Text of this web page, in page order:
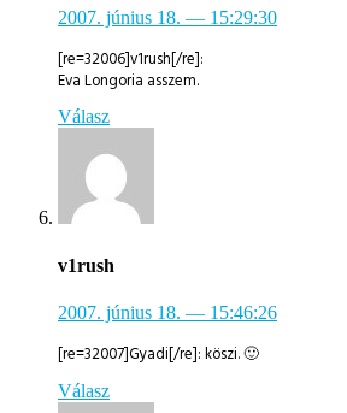
2007. június 18. — 15:29:30
[re=32006]v1rush[/re]:
Eva Longoria asszem.
Válasz
v1rush
2007. június 18. — 15:46:26
[re=32007]Gyadi[/re]: köszi. 🙂
Válasz